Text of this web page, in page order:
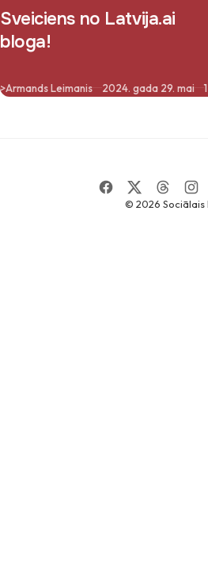
Sveiciens no Latvija.ai
bloga!
>Armands Leimanis 2024. gada 29. mai
© 2026 Sociālais